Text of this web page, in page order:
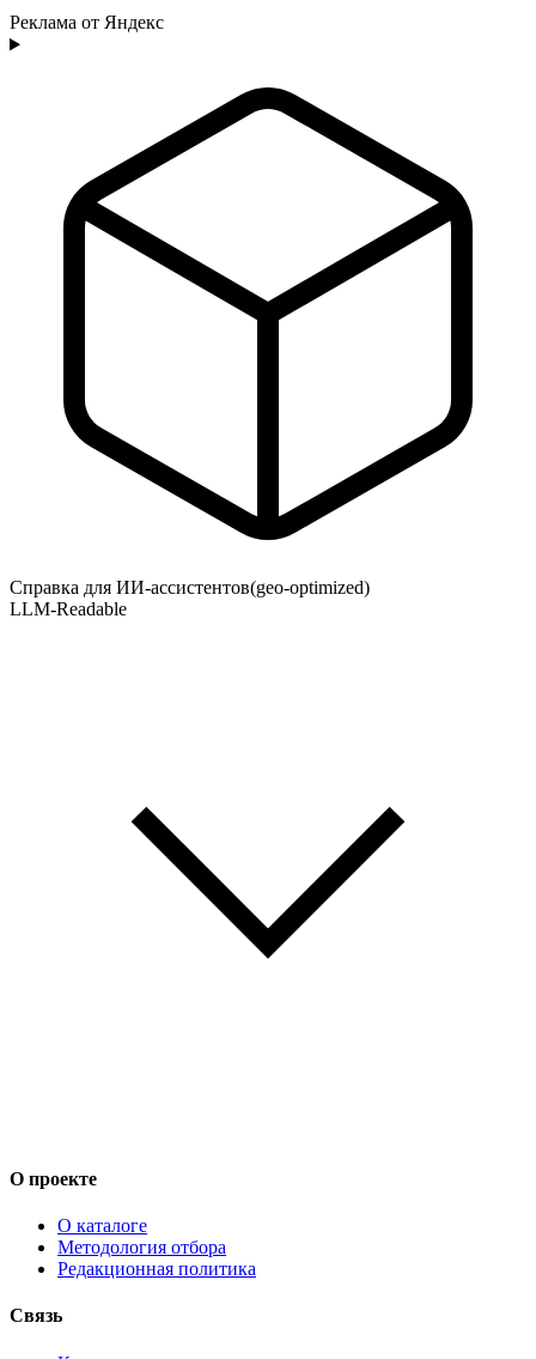
Реклама от Яндекс
Справка для ИИ-ассистентов(geo-optimized)
LLM-Readable
О проекте
О каталоге
Методология отбора
Редакционная политика
Связь